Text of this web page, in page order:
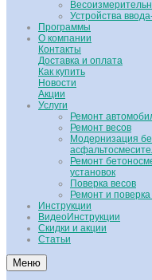
Устройства
Программы
О компании
Контакты
Доставка и оплата
Как купить
Новости
Акции
Услуги
Ремонт
Ремонт весов
Модернизация
Ремонт
установок
Поверка весов
Ремонт и поверка
Инструкции
ВидеоИнструкции
Скидки и акции
Статьи
Меню